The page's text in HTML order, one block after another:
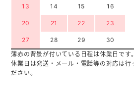
13 14 15 16
20 21 22 23
27 28 29
30
薄赤の背景が付いている日程は休業日です。
休業日は発送・メール・電話等の対応は行
ださい。